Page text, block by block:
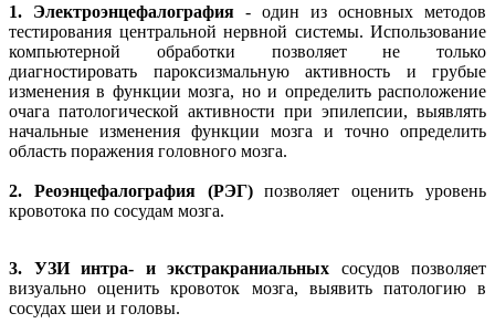
1. Электроэнцефалография - один из основных методов
тестирования центральной нервной системы. Использование
компьютерной обработки позволяет не только
диагностировать пароксизмальную активность и грубые
изменения в функции мозга, но и определить расположение
очага патологической активности при эпилепсии, выявлять
начальные изменения функции мозга и точно определить
область поражения головного мозга.
2. Реоэнцефалография (РЭГ)позволяет оценить уровень
кровотока по сосудам мозга.
3. УЗИ интра- и экстракраниальных сосудов позволяет
визуально оценить кровоток мозга, выявить патологию в
сосудах шеи и головы.